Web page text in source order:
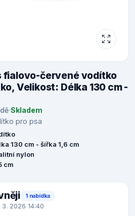
fialovo-červené vodítko
Velikost: Délka 130 cm -
·Skladem
pro psa
130 cm - šířka 1,6 cm
nylon
cm
1 nabídka
3. 2026 14:40